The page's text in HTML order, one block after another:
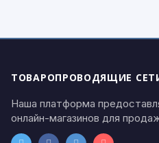
ТОВАРОПРОВОДЯЩИЕ СЕТИ
Наша платформа
онлайн-магазинов для